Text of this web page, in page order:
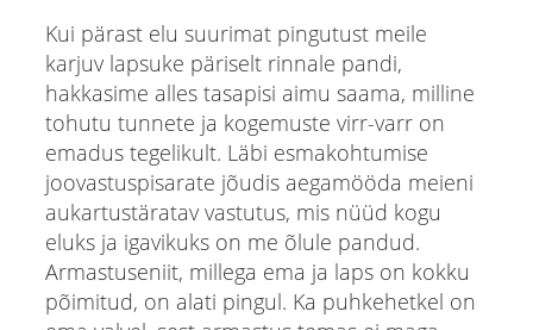
Kui pärast elu suurimat pingutust meile
karjuv lapsuke päriselt rinnale pandi,
hakkasime alles tasapisi aimu saama, milline
tohutu tunnete ja kogemuste virr-varr on
emadus tegelikult. Läbi esmakohtumise
joovastuspisarate jõudis aegamööda meieni
aukartustäratav vastutus, mis nüüd kogu
eluks ja igavikuks on me õlule pandud.
Armastuseniit, millega ema ja laps on kokku
põimitud, on alati pingul. Ka puhkehetkel on